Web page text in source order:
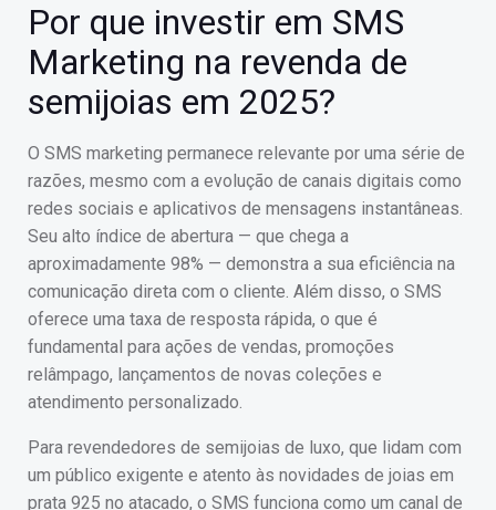
Por que investir em SMS
Marketing na revenda de
semijoias em 2025?
O SMS marketing permanece relevante por uma série de
razões, mesmo com a evolução de canais digitais como
redes sociais e aplicativos de mensagens instantâneas.
Seu alto índice de abertura — que chega a
aproximadamente 98% — demonstra a sua eficiência na
comunicação direta com o cliente. Além disso, o SMS
oferece uma taxa de resposta rápida, o que é
fundamental para ações de vendas, promoções
relâmpago, lançamentos de novas coleções e
atendimento personalizado.
Para revendedores de semijoias de luxo, que lidam com
um público exigente e atento às novidades de joias em
prata 925 no atacado, o SMS funciona como um canal de